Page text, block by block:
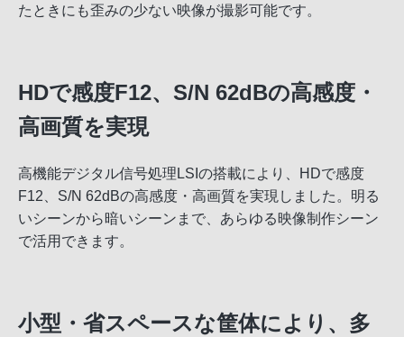
たときにも歪みの少ない映像が撮影可能です。
HDで感度F12、S/N 62dBの高感度・
高画質を実現
高機能デジタル信号処理LSIの搭載により、HDで感度
F12、S/N 62dBの高感度・高画質を実現しました。明る
いシーンから暗いシーンまで、あらゆる映像制作シーン
で活用できます。
小型・省スペースな筐体により、多